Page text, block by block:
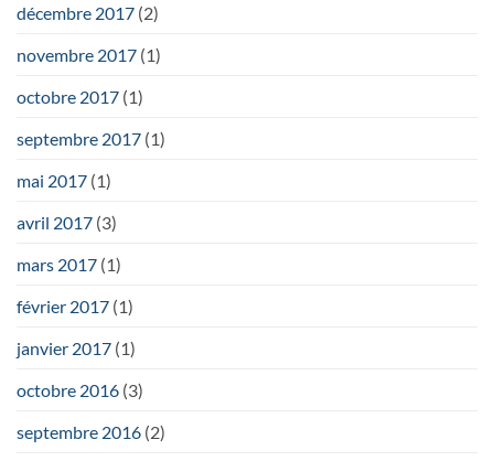
décembre 2017 (2)
novembre 2017 (1)
octobre 2017 (1)
septembre 2017 (1)
mai 2017 (1)
avril 2017 (3)
mars 2017 (1)
février 2017 (1)
janvier 2017 (1)
octobre 2016 (3)
septembre 2016 (2)